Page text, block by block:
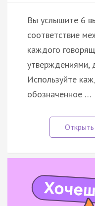
Вы услышите 6
соответствие
каждого
утверждениями,
Используйте
обозначенное …